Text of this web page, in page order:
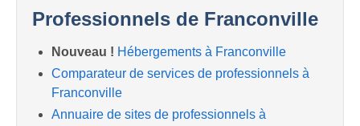
Professionnels de Franconville
Nouveau ! Hébergements à Franconville
Comparateur de services de professionnels à
Franconville
Annuaire de sites de professionnels à